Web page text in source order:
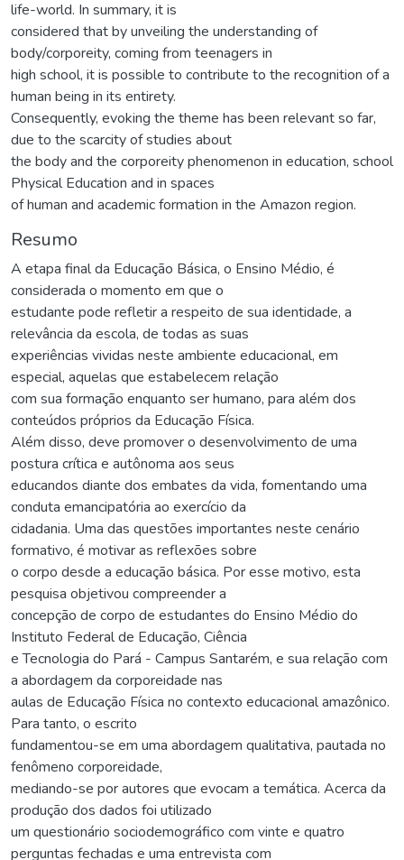
life-world. In summary, it is
considered that by unveiling the understanding of
body/corporeity, coming from teenagers in
high school, it is possible to contribute to the recognition of a
human being in its entirety.
Consequently, evoking the theme has been relevant so far,
due to the scarcity of studies about
the body and the corporeity phenomenon in education, school
Physical Education and in spaces
of human and academic formation in the Amazon region.
Resumo
A etapa final da Educação Básica, o Ensino Médio, é
considerada o momento em que o
estudante pode refletir a respeito de sua identidade, a
relevância da escola, de todas as suas
experiências vividas neste ambiente educacional, em
especial, aquelas que estabelecem relação
com sua formação enquanto ser humano, para além dos
conteúdos próprios da Educação Física.
Além disso, deve promover o desenvolvimento de uma
postura crítica e autônoma aos seus
educandos diante dos embates da vida, fomentando uma
conduta emancipatória ao exercício da
cidadania. Uma das questões importantes neste cenário
formativo, é motivar as reflexões sobre
o corpo desde a educação básica. Por esse motivo, esta
pesquisa objetivou compreender a
concepção de corpo de estudantes do Ensino Médio do
Instituto Federal de Educação, Ciência
e Tecnologia do Pará - Campus Santarém, e sua relação com
a abordagem da corporeidade nas
aulas de Educação Física no contexto educacional amazônico.
Para tanto, o escrito
fundamentou-se em uma abordagem qualitativa, pautada no
fenômeno corporeidade,
mediando-se por autores que evocam a temática. Acerca da
produção dos dados foi utilizado
um questionário sociodemográfico com vinte e quatro
perguntas fechadas e uma entrevista com